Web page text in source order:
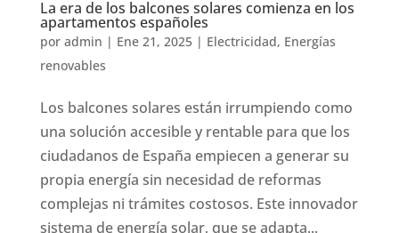
La era de los balcones solares comienza en los
apartamentos españoles
por admin | Ene 21, 2025| Electricidad, Energías
renovables
Los balcones solares están irrumpiendo como
una solución accesible y rentable para que los
ciudadanos de España empiecen a generar su
propia energía sin necesidad de reformas
complejas ni trámites costosos. Este innovador
sistema de energía solar, que se adapta...